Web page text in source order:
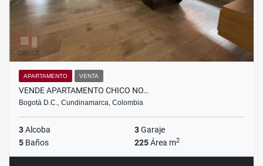
APARTAMENTO VENTA
VENDE APARTAMENTO CHICO NO…
Bogotá D.C., Cundinamarca, Colombia
3Alcoba 3Garaje
5 Baños 225Área m2